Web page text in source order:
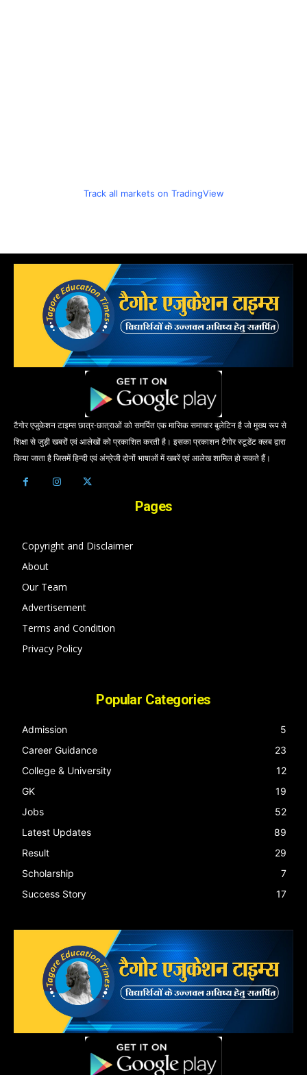
Track all markets on TradingView
टैगोर एजुकेशन टाइम्स छात्र-छात्राओं को समर्पित एक मासिक समाचार बुलेटिन है जो मुख्य रूप से
शिक्षा से जुड़ी खबरों एवं आलेखों को प्रकाशित करती है। इसका प्रकाशन टैगोर स्टूडेंट क्लब द्वारा
किया जाता है जिसमें हिन्दी एवं अंग्रेजी दोनों भाषाओं में खबरें एवं आलेख शामिल हो सकते हैं।
Pages
Copyright and Disclaimer
About
Our Team
Advertisement
Terms and Condition
Privacy Policy
Popular Categories
Admission
5
Career Guidance
23
College & University
12
GK
19
Jobs
52
Latest Updates
89
Result
29
Scholarship
7
Success Story
17